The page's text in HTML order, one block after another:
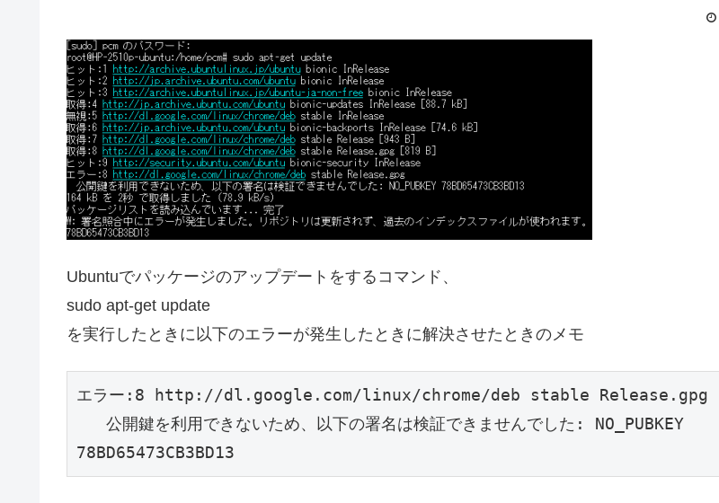
Ubuntuでパッケージのアップデートをするコマンド、
sudo apt-get update
を実行したときに以下のエラーが発生したときに解決させたときのメモ
エラー:8 http://dl.google.com/linux/chrome/deb stable Release.gpg
78BD65473CB3BD13